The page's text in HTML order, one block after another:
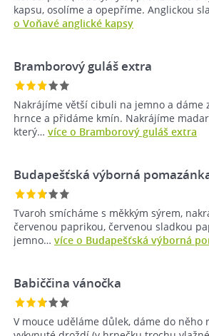
kapsu, osolíme a opepříme. Anglickou
o Voňavé anglické kapsy
Bramborový guláš extra
Nakrájíme větší cibuli na jemno a dáme
hrnce a přidáme kmín. Nakrájíme
který… více o Bramborový guláš extra
Budapešťská výborná
Tvaroh smícháme s měkkým sýrem,
červenou paprikou, červenou sladkou
jemno… více o Budapešťská výborná
Babiččina vánočka
V mouce uděláme důlek, dáme do něho